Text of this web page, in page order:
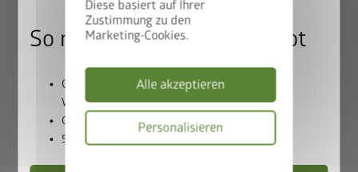
Diese basiert auf Ihrer
Zustimmung zu den
Marketing-Cookies.
Alle akzeptieren
Personalisieren
Lichtstärke in ihrer schönsten
Form
Die umlaufende Oberlichte aus Acrylglas verleiht dem
Gerätehaus Panorama
eine moderne Leichtigkeit, mit der
So nutzen Sie unser Angebot
Gerätehaus und BikeLift gemeinsam in den
Warenkorb legen
GutscheincodeBIKELIFT50einlösen
50% Rabatt auf den BikeLift erhalten